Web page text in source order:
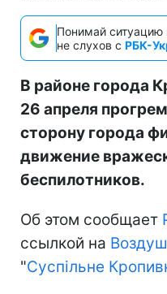
Понимай ситуацию
не слухов с РБК-
В районе города
26 апреля
сторону города
движение
беспилотников.
Об этом сообщает
ссылкой на
"Суспільне